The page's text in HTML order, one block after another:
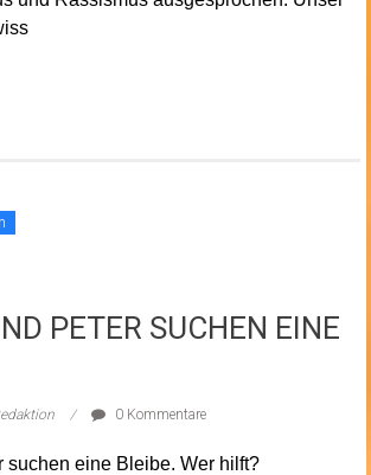
PETER SUCHEN EINE
0 Kommentare
suchen eine Bleibe. Wer hilft?